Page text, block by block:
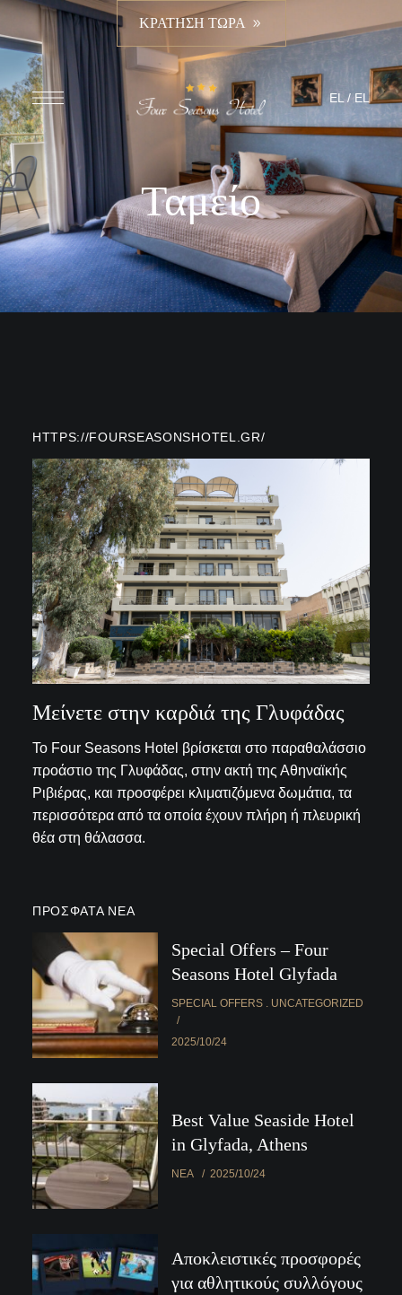
ΚΡΑΤΗΣΗ ΤΩΡΑ
EL /EL
Ταμείο
HTTPS://FOURSEASONSHOTEL.GR/
Μείνετε στην καρδιά της Γλυφάδας
Το Four Seasons Hotel βρίσκεται στο παραθαλάσσιο
προάστιο της Γλυφάδας, στην ακτή της Αθηναϊκής
Ριβιέρας, και προσφέρει κλιματιζόμενα δωμάτια, τα
περισσότερα από τα οποία έχουν πλήρη ή πλευρική
θέα στη θάλασσα.
ΠΡΌΣΦΑΤΑ ΝΈΑ
Special Offers – Four
Seasons Hotel Glyfada
SPECIAL OFFERS UNCATEGORIZED
2025/10/24
Best Value Seaside Hotel
in Glyfada, Athens
ΝΈΑ 2025/10/24
Αποκλειστικές προσφορές
για αθλητικούς συλλόγους